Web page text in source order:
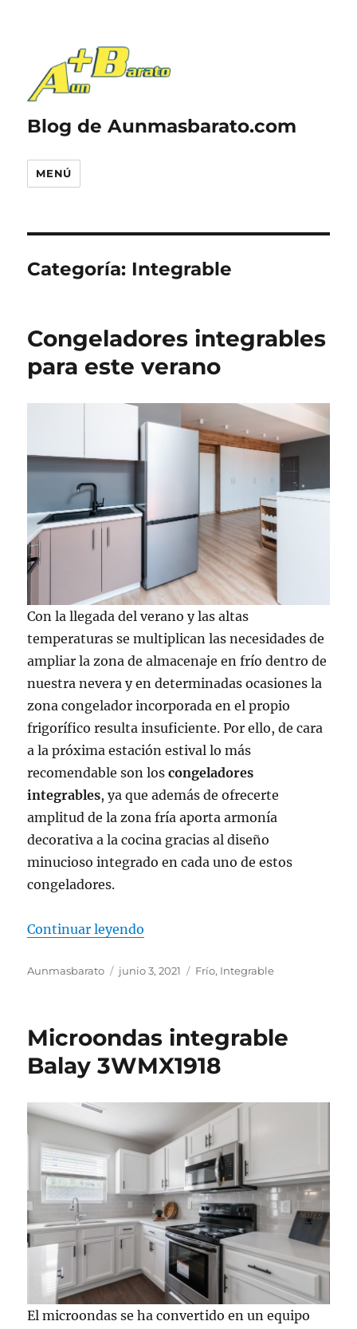
Blog de Aunmasbarato.com
MENÚ
Categoría: Integrable
Congeladores integrables
para este verano
Con la llegada del verano y las altas
temperaturas se multiplican las necesidades de
ampliar la zona de almacenaje en frío dentro de
nuestra nevera y en determinadas ocasiones la
zona congelador incorporada en el propio
frigorífico resulta insuficiente. Por ello, de cara
a la próxima estación estival lo más
recomendable son loscongeladores
integrables, ya que además de ofrecerte
amplitud de la zona fría aporta armonía
decorativa a la cocina gracias al diseño
minucioso integrado en cada uno de estos
congeladores.
Continuar leyendo
Autor
Aunmasbarato
Publicado
junio 3, 2021 Categorías
Frío, Integrable
Microondas integrable
Balay 3WMX1918
El microondas se ha convertido en un equipo